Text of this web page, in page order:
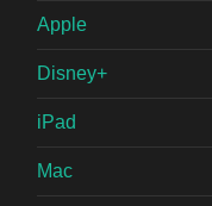
Apple
Disney+
iPad
Mac